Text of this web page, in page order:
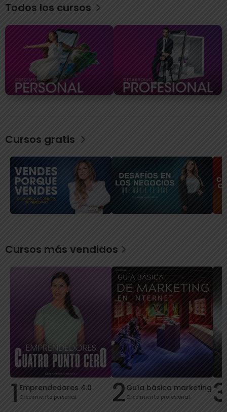
Todos los cursos
Cursos gratis
Cursos más vendidos
1 Emprendedores 4.0
Crecimiento personal 2Guía básica marketing
Crecimiento profesional 3